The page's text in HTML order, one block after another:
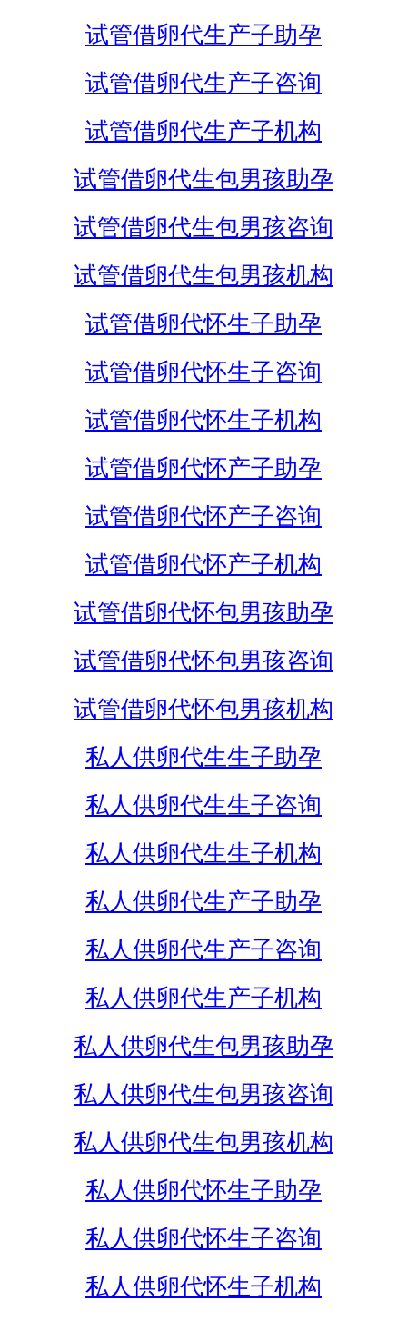
试管借卵代生产子助孕
试管借卵代生产子咨询
试管借卵代生产子机构
试管借卵代生包男孩助孕
试管借卵代生包男孩咨询
试管借卵代生包男孩机构
试管借卵代怀生子助孕
试管借卵代怀生子咨询
试管借卵代怀生子机构
试管借卵代怀产子助孕
试管借卵代怀产子咨询
试管借卵代怀产子机构
试管借卵代怀包男孩助孕
试管借卵代怀包男孩咨询
试管借卵代怀包男孩机构
私人供卵代生生子助孕
私人供卵代生生子咨询
私人供卵代生生子机构
私人供卵代生产子助孕
私人供卵代生产子咨询
私人供卵代生产子机构
私人供卵代生包男孩助孕
私人供卵代生包男孩咨询
私人供卵代生包男孩机构
私人供卵代怀生子助孕
私人供卵代怀生子咨询
私人供卵代怀生子机构